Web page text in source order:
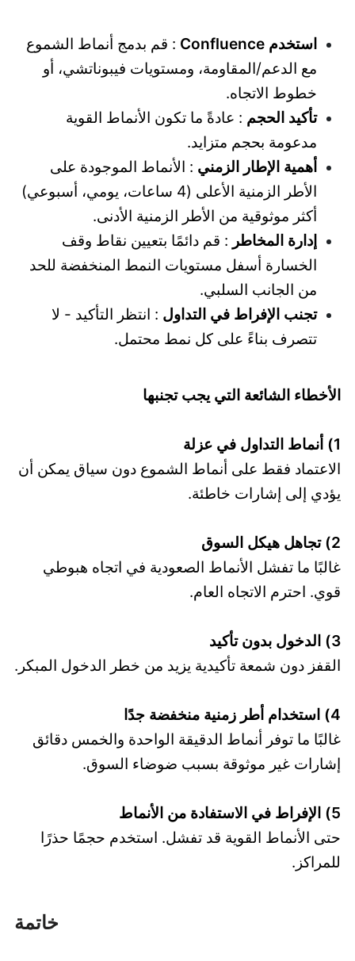
استخدم Confluence
: قم بدمج أنماط الشموع
مع الدعم/المقاومة، ومستويات فيبوناتشي، أو
خطوط الاتجاه.
تأكيد الحجم : عادةً ما تكون الأنماط القوية
مدعومة بحجم متزايد.
أهمية الإطار الزمني : الأنماط الموجودة على
الأطر الزمنية الأعلى (4 ساعات، يومي، أسبوعي)
أكثر موثوقية من الأطر الزمنية الأدنى.
إدارة المخاطر : قم دائمًا بتعيين نقاط وقف
الخسارة أسفل مستويات النمط المنخفضة للحد
من الجانب السلبي.
تجنب الإفراط في التداول : انتظر التأكيد - لا
تتصرف بناءً على كل نمط محتمل.
الأخطاء الشائعة التي يجب تجنبها
1) أنماط التداول في عزلة
الاعتماد فقط على أنماط الشموع دون سياق يمكن أن
يؤدي إلى إشارات خاطئة.
2) تجاهل هيكل السوق
غالبًا ما تفشل الأنماط الصعودية في اتجاه هبوطي
قوي. احترم الاتجاه العام.
3) الدخول بدون تأكيد
القفز دون شمعة تأكيدية يزيد من خطر الدخول المبكر.
4) استخدام أطر زمنية منخفضة جدًا
غالبًا ما توفر أنماط الدقيقة الواحدة والخمس دقائق
إشارات غير موثوقة بسبب ضوضاء السوق.
5) الإفراط في الاستفادة من الأنماط
حتى الأنماط القوية قد تفشل. استخدم حجمًا حذرًا
للمراكز.
خاتمة